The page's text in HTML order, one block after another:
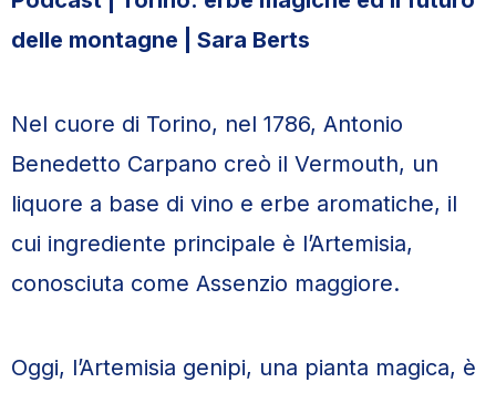
delle montagne | Sara Berts
Nel cuore di Torino, nel 1786, Antonio
Benedetto Carpano creò il Vermouth, un
liquore a base di vino e erbe aromatiche, il
cui ingrediente principale è l’Artemisia,
conosciuta come Assenzio maggiore.
Oggi, l’Artemisia genipi, una pianta magica, è